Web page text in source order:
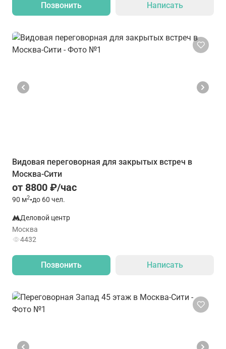
Позвонить Написать
Видовая переговорная для закрытых встреч в
Москва-Сити
от 8800 ₽/час
90 м2•до 60 чел.
Деловой центр
Москва
4432
Позвонить Написать